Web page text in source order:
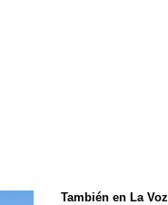
También en La Voz